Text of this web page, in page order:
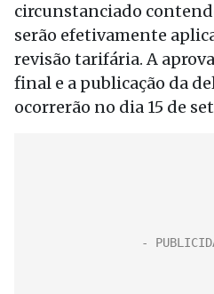
circunstanciado
serão efetivamente
revisão tarifária. A
final e a publicação da
ocorrerão no dia 15 de